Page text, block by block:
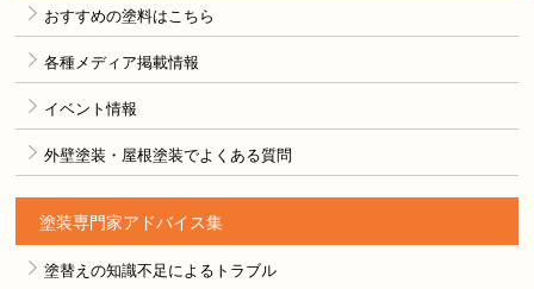
おすすめの塗料はこちら
各種メディア掲載情報
イベント情報
外壁塗装・屋根塗装でよくある質問
塗装専門家アドバイス集
塗替えの知識不足によるトラブル